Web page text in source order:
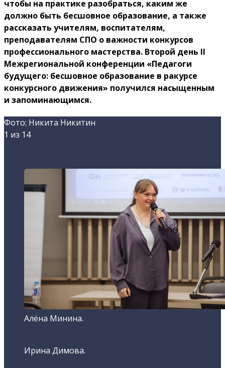
чтобы на практике разобраться, каким же
должно быть бесшовное образование, а также
рассказать учителям, воспитателям,
преподавателям СПО о важности конкурсов
профессионального мастерства. Второй день II
Межрегиональной конференции «Педагоги
будущего: бесшовное образование в ракурсе
конкурсного движения» получился насыщенным
и запоминающимся.
Фото: Никита Никитин
1 из 14
Алёна Минина.
Ирина Димова.